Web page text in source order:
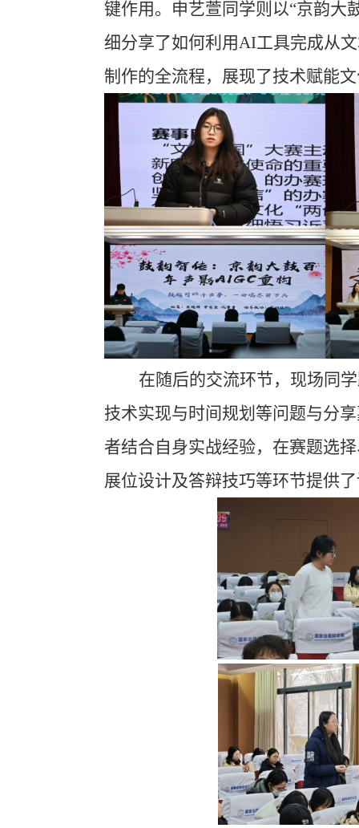
键作用。申艺萱同学则以“京韵大
细分享了如何利用AI工具完成从
制作的全流程，展现了技术赋能
在随后的交流环节，现场同
技术实现与时间规划等问题与分
者结合自身实战经验， 在赛题选
展位设计及答辩技巧等环节提供